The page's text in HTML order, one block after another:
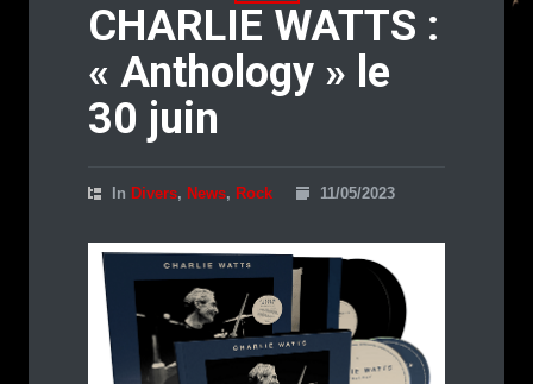
CHARLIE WATTS :
« Anthology » le
30 juin
In Divers, News, Rock 11/05/2023